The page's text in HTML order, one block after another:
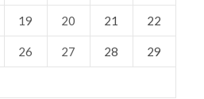
19 20 21 22
26 27 28 29